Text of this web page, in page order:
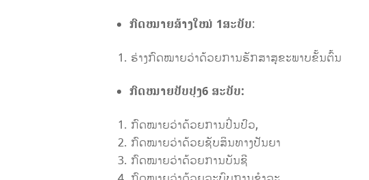
ກົດໝາຍສ້າງໃໝ່ 1ສະບັບ:
ຮ່າງກົດໝາຍວ່າດ້ວຍການຮັກສາສຸຂະພາບຂັ້ນຕົ້ນ
ກົດໝາຍປັບປຸງ6 ສະບັບ:
ກົດໝາຍວ່າດ້ວຍການປິ່ນປົວ,
ກົດໝາຍວ່າດ້ວຍຊັບສິນທາງປັນຍາ
ກົດໝາຍວ່າດ້ວຍການບັນຊີ